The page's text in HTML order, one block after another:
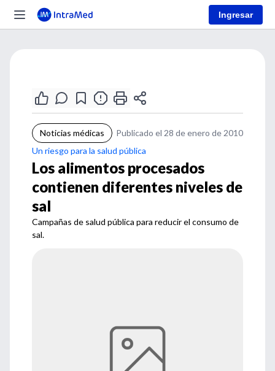
Ingresar
Noticias médicas
Publicado el 28 de enero de 2010
Un riesgo para la salud pública
Los alimentos procesados
contienen diferentes niveles de
sal
Campañas de salud pública para reducir el consumo de
sal.